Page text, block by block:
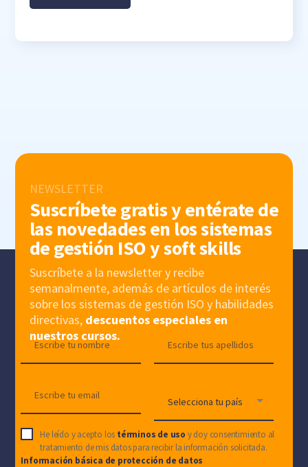
NEWSLETTER
Suscríbete gratis y entérate de
las novedades en los sistemas
de gestión ISO y soft skills
Suscríbete a la newsletter y recibe
semanalmente, además de artículos de interés
sobre los sistemas de gestión ISO y habilidades
directivas, descuentos especiales en
nuestros cursos.
He leído y acepto los términos de uso y doy consentimiento al
tratamiento de mis datos para recibir la información solicitada.
Información básica de protección de datos